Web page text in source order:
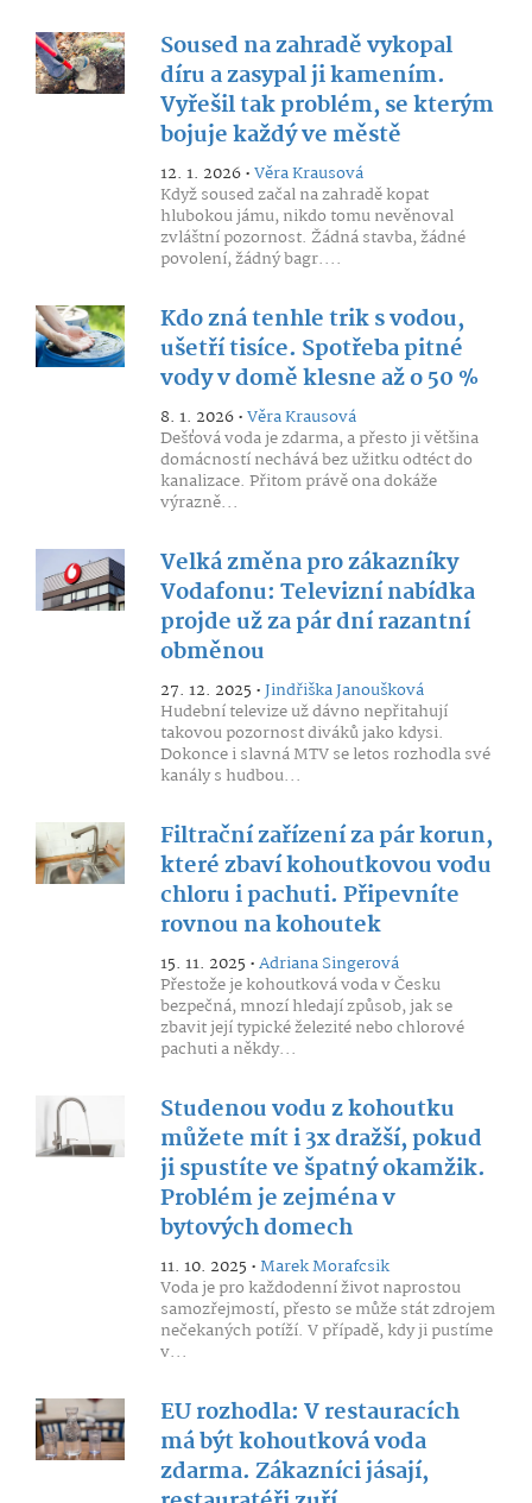
Soused na zahradě vykopal
díru a zasypal ji kamením.
Vyřešil tak problém, se kterým
bojuje každý ve městě
12. 1. 2026 •Věra Krausová
Když soused začal na zahradě kopat
hlubokou jámu, nikdo tomu nevěnoval
zvláštní pozornost. Žádná stavba, žádné
povolení, žádný bagr....
Kdo zná tenhle trik s vodou,
ušetří tisíce. Spotřeba pitné
vody v domě klesne až o 50 %
8. 1. 2026 •Věra Krausová
Dešťová voda je zdarma, a přesto ji většina
domácností nechává bez užitku odtéct do
kanalizace. Přitom právě ona dokáže
výrazně...
Velká změna pro zákazníky
Vodafonu: Televizní nabídka
projde už za pár dní razantní
obměnou
27. 12. 2025 •Jindřiška Janoušková
Hudební televize už dávno nepřitahují
takovou pozornost diváků jako kdysi.
Dokonce i slavná MTV se letos rozhodla své
kanály s hudbou...
Filtrační zařízení za pár korun,
které zbaví kohoutkovou vodu
chloru i pachuti. Připevníte
rovnou na kohoutek
15. 11. 2025 •Adriana Singerová
Přestože je kohoutková voda v Česku
bezpečná, mnozí hledají způsob, jak se
zbavit její typické železité nebo chlorové
pachuti a někdy...
Studenou vodu z kohoutku
můžete mít i 3x dražší, pokud
ji spustíte ve špatný okamžik.
Problém je zejména v
bytových domech
11. 10. 2025 •Marek Morafcsik
Voda je pro každodenní život naprostou
samozřejmostí, přesto se může stát zdrojem
nečekaných potíží. V případě, kdy ji pustíme
v...
EU rozhodla: V restauracích
má být kohoutková voda
zdarma. Zákazníci jásají,